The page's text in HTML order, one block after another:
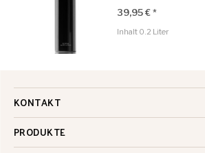
39,95 € *
Inhalt 0.2 Liter
KONTAKT
PRODUKTE